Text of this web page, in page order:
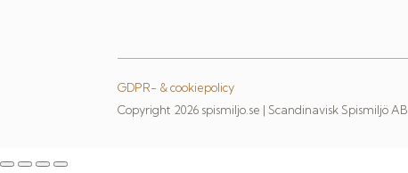
GDPR- & cookiepolicy
Copyright 2026 spismiljo.se | Scandinavisk Spismiljö AB